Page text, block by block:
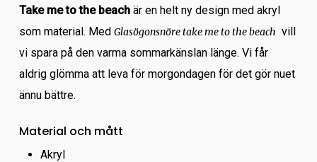
Take me to the beachär en helt ny design med akryl
som material. Med Glasögonsnöre take me to the beach vill
vi spara på den varma sommarkänslan länge. Vi får
aldrig glömma att leva för morgondagen för det gör nuet
ännu bättre.
Material och mått
Akryl